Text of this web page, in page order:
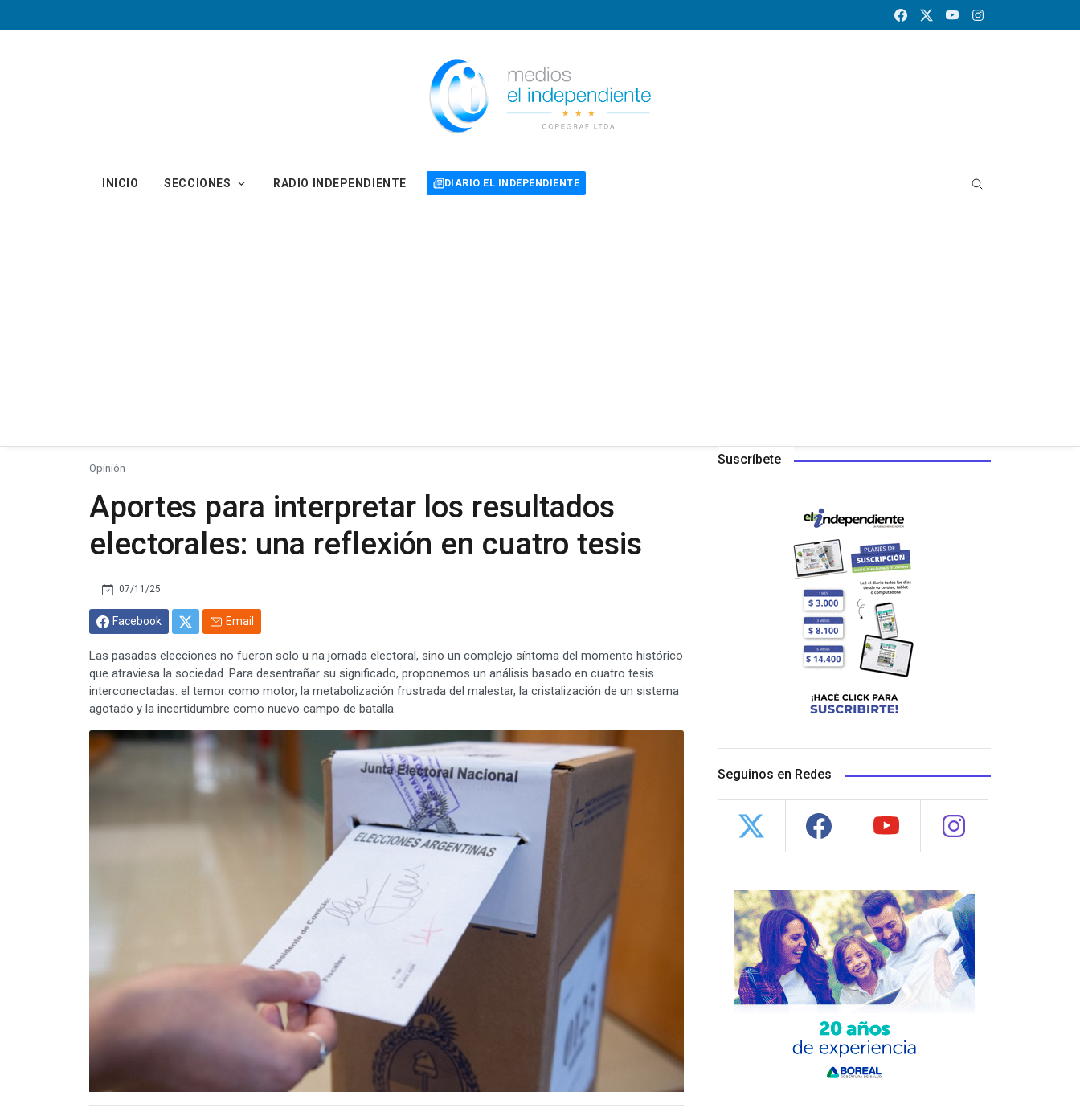
INICIO SECCIONES RADIO INDEPENDIENTE DIARIO EL INDEPENDIENTE
Opinión
Aportes para interpretar los resultados
electorales: una reflexión en cuatro tesis
07/11/25
Facebook Email
Las pasadas elecciones no fueron solo u na jornada electoral, sino un complejo síntoma del momento histórico
que atraviesa la sociedad. Para desentrañar su significado, proponemos un análisis basado en cuatro tesis
interconectadas: el temor como motor, la metabolización frustrada del malestar, la cristalización de un sistema
agotado y la incertidumbre como nuevo campo de batalla.
Suscríbete
Seguinos en Redes